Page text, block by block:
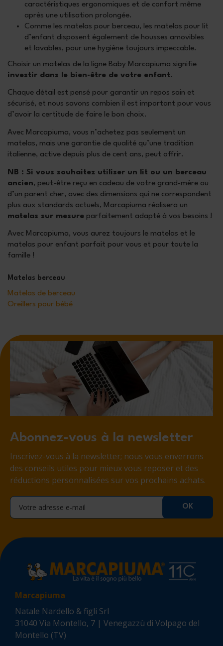
caractéristiques ergonomiques et de confort même
après une utilisation prolongée.
Comme les matelas pour berceau, les matelas pour lit
d’enfant disposent également de housses amovibles
et lavables, pour une hygiène toujours impeccable.
Choisir un matelas de la ligne Baby Marcapiuma signifie
investir dans le bien-être de votre enfant.
Chaque détail est pensé pour garantir un repos sain et
sécurisé, et nous savons combien il est important pour vous
d’avoir la certitude de faire le bon choix.
Avec Marcapiuma, vous n’achetez pas seulement un
matelas, mais une garantie de qualité qu’une tradition
italienne, active depuis plus de cent ans, peut offrir.
NB : Si vous souhaitez utiliser un lit ou un berceau
ancien, peut-être reçu en cadeau de votre grand-mère ou
d’un parent cher, avec des dimensions qui ne correspondent
plus aux standards actuels, Marcapiuma réalisera un
matelas sur mesure parfaitement adapté à vos besoins !
Avec Marcapiuma, vous aurez toujours le matelas et le
matelas pour enfant parfait pour vous et pour toute la
famille !
Matelas berceau
Matelas de berceau
Oreillers pour bébé
Abonnez-vous à la newsletter
Inscrivez-vous à la newsletter; nous vous enverrons
des conseils utiles pour mieux vous reposer et des
réductions personnalisées sur vos prochains achats.
Marcapiuma
Natale Nardello & figli Srl
31040 Via Montello, 7 | Venegazzù di Volpago del
Montello (TV)